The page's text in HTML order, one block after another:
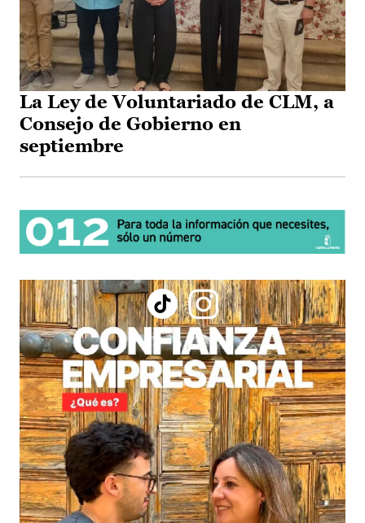
La Ley de Voluntariado de CLM, a
Consejo de Gobierno en
septiembre